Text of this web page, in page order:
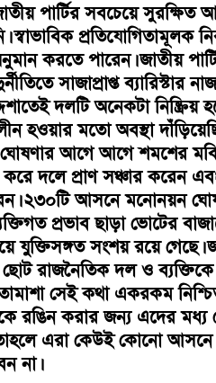
পার্টির সবচেয়ে
স্বাভাবিক প্রতিযোগিতামূলক
করতে পারেন। জাতীয়
সাজাপ্রাপ্ত ব্যারিস্টার
দলটি অনেকটা নিষ্ক্রিয়
হওয়ার মতো অবস্থা
ঘোষণার আগে আগে শমশের
করে দলে প্রাণ সঞ্চার করেন
২৩০টি আসনে মনোনয়ন
প্রভাব ছাড়া ভোটের
যুক্তিসঙ্গত সংশয় রয়ে
রাজনৈতিক দল ও
তামাশা সেই কথা একরকম
রঙিন করার জন্য এদের মধ্য
এরা কেউই কোনো আসনে
না।